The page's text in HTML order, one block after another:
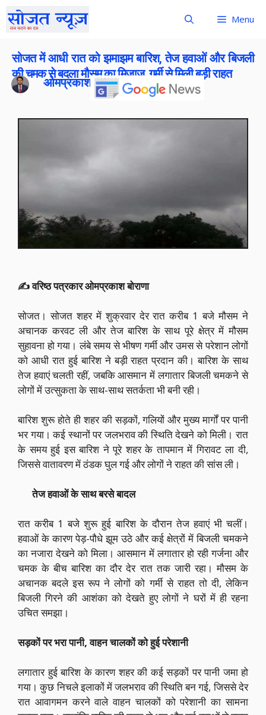
Menu
सोजत में आधी रात को झमाझम बारिश, तेज हवाओं और बिजली
की चमक से बदला मौसम का मिजाज, गर्मी से मिली बड़ी राहत
ओमप्रकाश बोराना
Publish On: 30 May 2026
✍️ वरिष्ठ पत्रकार ओमप्रकाश बोराणा
सोजत। सोजत शहर में शुक्रवार देर रात करीब 1 बजे मौसम ने
अचानक करवट ली और तेज बारिश के साथ पूरे क्षेत्र में मौसम
सुहावना हो गया। लंबे समय से भीषण गर्मी और उमस से परेशान लोगों
को आधी रात हुई बारिश ने बड़ी राहत प्रदान की। बारिश के साथ
तेज हवाएं चलती रहीं, जबकि आसमान में लगातार बिजली चमकने से
लोगों में उत्सुकता के साथ-साथ सतर्कता भी बनी रही।
बारिश शुरू होते ही शहर की सड़कों, गलियों और मुख्य मार्गों पर पानी
भर गया। कई स्थानों पर जलभराव की स्थिति देखने को मिली। रात
के समय हुई इस बारिश ने पूरे शहर के तापमान में गिरावट ला दी,
जिससे वातावरण में ठंडक घुल गई और लोगों ने राहत की सांस ली।
तेज हवाओं के साथ बरसे बादल
रात करीब 1 बजे शुरू हुई बारिश के दौरान तेज हवाएं भी चलीं।
हवाओं के कारण पेड़-पौधे झूम उठे और कई क्षेत्रों में बिजली चमकने
का नजारा देखने को मिला। आसमान में लगातार हो रही गर्जना और
चमक के बीच बारिश का दौर देर रात तक जारी रहा। मौसम के
अचानक बदले इस रूप ने लोगों को गर्मी से राहत तो दी, लेकिन
बिजली गिरने की आशंका को देखते हुए लोगों ने घरों में ही रहना
उचित समझा।
सड़कों पर भरा पानी, वाहन चालकों को हुई परेशानी
लगातार हुई बारिश के कारण शहर की कई सड़कों पर पानी जमा हो
गया। कुछ निचले इलाकों में जलभराव की स्थिति बन गई, जिससे देर
रात आवागमन करने वाले वाहन चालकों को परेशानी का सामना